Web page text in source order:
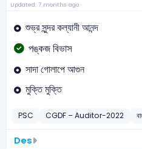
Updated: 7 months ago
শুভ্র সুন্দর কল্যানী আনন্দ
পঙ্কজ বিভাস
সাদা গোলাপে আগুন
মুক্তি মুক্তি
PSC CGDF – Auditor-2022
Des